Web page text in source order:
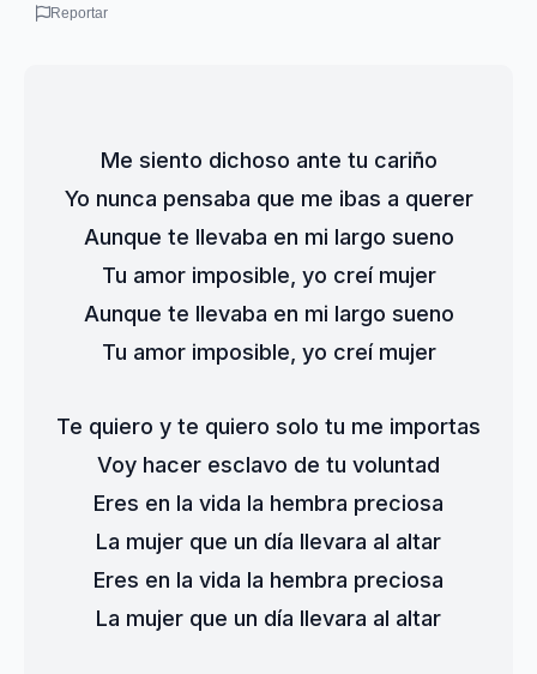
Reportar
Me siento dichoso ante tu cariño
Yo nunca pensaba que me ibas a querer
Aunque te llevaba en mi largo sueno
Tu amor imposible, yo creí mujer
Aunque te llevaba en mi largo sueno
Tu amor imposible, yo creí mujer
Te quiero y te quiero solo tu me importas
Voy hacer esclavo de tu voluntad
Eres en la vida la hembra preciosa
La mujer que un día llevara al altar
Eres en la vida la hembra preciosa
La mujer que un día llevara al altar